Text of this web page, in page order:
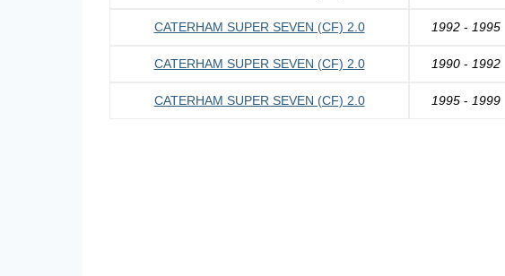
CATERHAM SUPER SEVEN (CF) 2.0 1992- 1995
CATERHAM SUPER SEVEN (CF) 2.0 1990- 1992
CATERHAM SUPER SEVEN (CF) 2.0 1995- 1999